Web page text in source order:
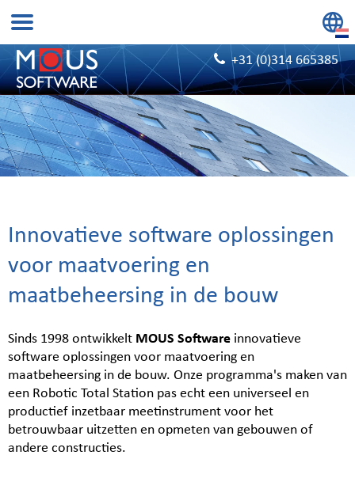
+31 (0)314 665385
Innovatieve software oplossingen
voor maatvoering en
maatbeheersing in de bouw
Sinds 1998 ontwikkelt MOUS Software innovatieve
software oplossingen voor maatvoering en
maatbeheersing in de bouw. Onze programma's maken van
een Robotic Total Station pas echt een universeel en
productief inzetbaar meetinstrument voor het
betrouwbaar uitzetten en opmeten van gebouwen of
andere constructies.